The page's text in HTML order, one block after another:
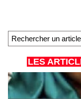
LES